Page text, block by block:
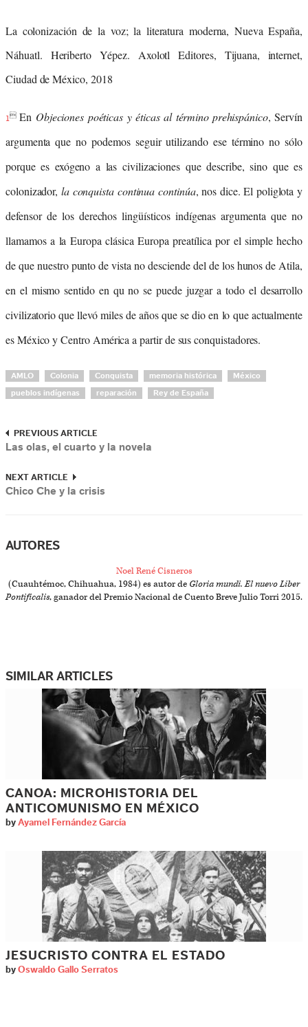
La colonización de la voz; la literatura moderna, Nueva España,
Náhuatl. Heriberto Yépez. Axolotl Editores, Tijuana, internet,
Ciudad de México, 2018
1 En Objeciones poéticas y éticas al término prehispánico, Servín
argumenta que no podemos seguir utilizando ese término no sólo
porque es exógeno a las civilizaciones que describe, sino que es
colonizador, la conquista continua continúa, nos dice. El poliglota y
defensor de los derechos lingüísticos indígenas argumenta que no
llamamos a la Europa clásica Europa preatílica por el simple hecho
de que nuestro punto de vista no desciende del de los hunos de Atila,
en el mismo sentido en qu no se puede juzgar a todo el desarrollo
civilizatorio que llevó miles de años que se dio en lo que actualmente
es México y Centro América a partir de sus conquistadores.
AMLO Colonia Conquista memoria histórica México
pueblos indígenas reparación Rey de España
PREVIOUS ARTICLE
Las olas, el cuarto y la novela
NEXT ARTICLE
Chico Che y la crisis
AUTORES
Noel René Cisneros
(Cuauhtémoc, Chihuahua, 1984) es autor de Gloria mundi. El nuevo Liber
Pontificalis, ganador del Premio Nacional de Cuento Breve Julio Torri 2015.
SIMILAR ARTICLES
CANOA: MICROHISTORIA DEL
ANTICOMUNISMO EN MÉXICO
by Ayamel Fernández García
JESUCRISTO CONTRA EL ESTADO
by Oswaldo Gallo Serratos